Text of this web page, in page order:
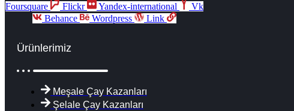
Foursquare
Flickr Yandex-international
Vk
Behance
Wordpress Link
Ürünlerimiz
Meşale Çay Kazanları
Şelale Çay Kazanları